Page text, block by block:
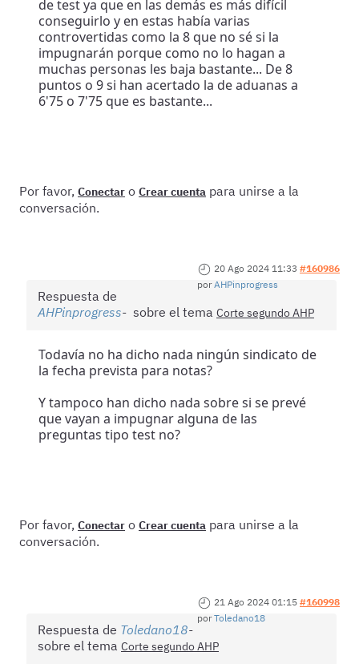
de test ya que en las demás es más difícil
conseguirlo y en estas había varias
controvertidas como la 8 que no sé si la
impugnarán porque como no lo hagan a
muchas personas les baja bastante... De 8
puntos o 9 si han acertado la de aduanas a
6'75 o 7'75 que es bastante...
Por favor, Conectar o Crear cuenta para unirse a la
conversación.
20 Ago 2024 11:33 #160986
porAHPinprogress
Respuesta de
AHPinprogress
sobre el tema Corte segundo AHP
Todavía no ha dicho nada ningún sindicato de
la fecha prevista para notas?
Y tampoco han dicho nada sobre si se prevé
que vayan a impugnar alguna de las
preguntas tipo test no?
Por favor, Conectar o Crear cuenta para unirse a la
conversación.
21 Ago 2024 01:15 #160998
porToledano18
Respuesta de Toledano18
sobre el tema Corte segundo AHP